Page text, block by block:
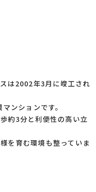
は2002年3月に竣工され
ンションです。
約3分と利便性の高い立
を育む環境も整っていま